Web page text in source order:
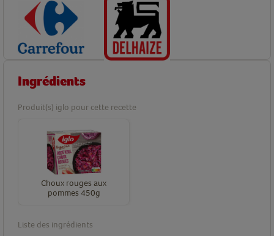
Ingrédients
Produit(s) iglo pour cette recette
Choux rouges aux
pommes 450g
Liste des ingrédients